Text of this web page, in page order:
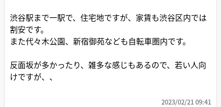
渋谷駅まで一駅で、住宅地ですが、家賃も渋谷区内では
割安です。
また代々木公園、新宿御苑なども自転車圏内です。
反面坂が多かったり、雑多な感じもあるので、若い人向
けですが、、
2023/02/21 09:41